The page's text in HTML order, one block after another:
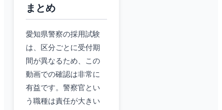
まとめ
愛知県警察の採用試験
は、区分ごとに受付期
間が異なるため、この
動画での確認は非常に
有益です。警察官とい
う職種は責任が大きい